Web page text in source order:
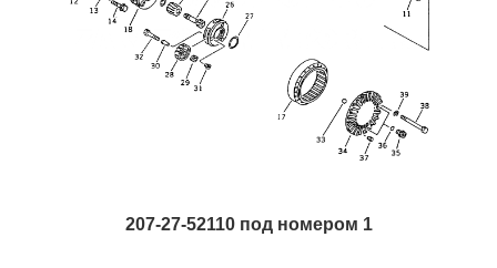
207-27-52110 под номером 1